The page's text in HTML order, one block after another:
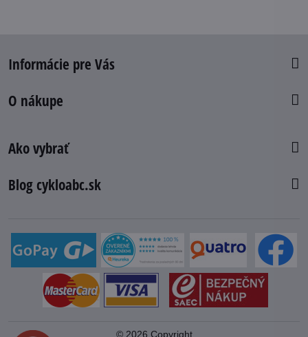
Informácie pre Vás
O nákupe
Ako vybrať
Blog cykloabc.sk
© 2026 Copyright